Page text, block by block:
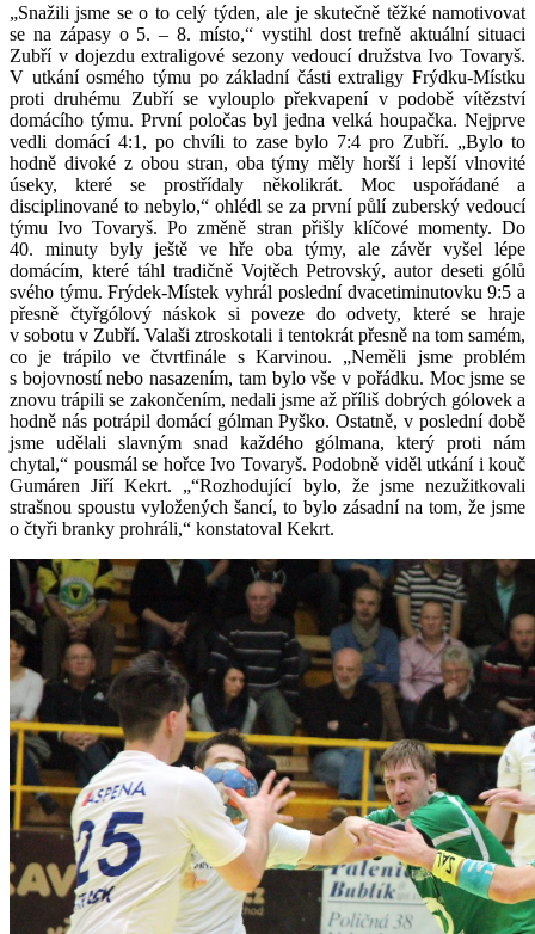
„Snažili jsme se o to celý týden, ale je skutečně těžké namotivovat
se na zápasy o 5. – 8. místo,“ vystihl dost trefně aktuální situaci
Zubří v dojezdu extraligové sezony vedoucí družstva Ivo Tovaryš.
V utkání osmého týmu po základní části extraligy Frýdku-Místku
proti druhému Zubří se vylouplo překvapení v podobě vítězství
domácího týmu. První poločas byl jedna velká houpačka. Nejprve
vedli domácí 4:1, po chvíli to zase bylo 7:4 pro Zubří. „Bylo to
hodně divoké z obou stran, oba týmy měly horší i lepší vlnovité
úseky, které se prostřídaly několikrát. Moc uspořádané a
disciplinované to nebylo,“ ohlédl se za první půlí zuberský vedoucí
týmu Ivo Tovaryš. Po změně stran přišly klíčové momenty. Do
40. minuty byly ještě ve hře oba týmy, ale závěr vyšel lépe
domácím, které táhl tradičně Vojtěch Petrovský, autor deseti gólů
svého týmu. Frýdek-Místek vyhrál poslední dvacetiminutovku 9:5 a
přesně čtyřgólový náskok si poveze do odvety, které se hraje
v sobotu v Zubří. Valaši ztroskotali i tentokrát přesně na tom samém,
co je trápilo ve čtvrtfinále s Karvinou. „Neměli jsme problém
s bojovností nebo nasazením, tam bylo vše v pořádku. Moc jsme se
znovu trápili se zakončením, nedali jsme až příliš dobrých gólovek a
hodně nás potrápil domácí gólman Pyško. Ostatně, v poslední době
jsme udělali slavným snad každého gólmana, který proti nám
chytal,“ pousmál se hořce Ivo Tovaryš. Podobně viděl utkání i kouč
Gumáren Jiří Kekrt. „“Rozhodující bylo, že jsme nezužitkovali
strašnou spoustu vyložených šancí, to bylo zásadní na tom, že jsme
o čtyři branky prohráli,“ konstatoval Kekrt.